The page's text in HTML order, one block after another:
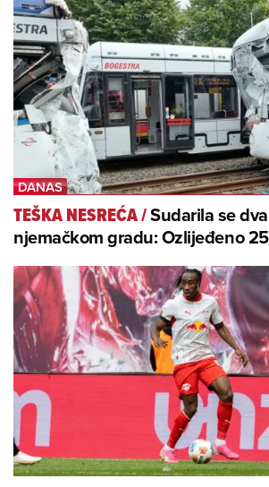
TEŠKA NESREĆA/Sudarila se
njemačkom gradu: Ozlijeđeno